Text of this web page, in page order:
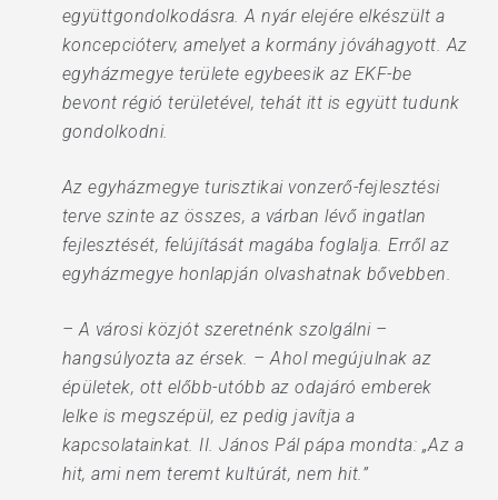
együttgondolkodásra. A nyár elejére elkészült a
koncepcióterv, amelyet a kormány jóváhagyott. Az
egyházmegye területe egybeesik az EKF-be
bevont régió területével, tehát itt is együtt tudunk
gondolkodni.
Az egyházmegye turisztikai vonzerő-fejlesztési
terve szinte az összes, a várban lévő ingatlan
fejlesztését, felújítását magába foglalja. Erről az
egyházmegye honlapján olvashatnak bővebben.
– A városi közjót szeretnénk szolgálni –
hangsúlyozta az érsek. – Ahol megújulnak az
épületek, ott előbb-utóbb az odajáró emberek
lelke is megszépül, ez pedig javítja a
kapcsolatainkat. II. János Pál pápa mondta: „Az a
hit, ami nem teremt kultúrát, nem hit.”